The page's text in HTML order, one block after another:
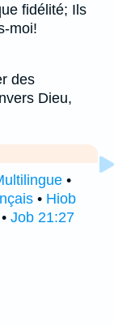
fidélité; Ils
moi!
des
Dieu,
•
• Hiob
• Job 21:27